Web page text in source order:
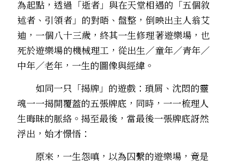
為起點，透過「逝者」與在天堂相遇的「五個敘
述者、引領者」的對晤、盤整，倒映出主人翁艾
迪，一個八十三歲，終其一生修理著遊樂場，也
死於遊樂場的機械理工，從出生／童年／青年／
中年／老年，一生的圖像與經緯。
如同一只「揭牌」的遊戲：瑣屑、沈悶的靈
魂一一揭開覆蓋的五張牌底，同時，一一梳理人
生晦昧的脈絡。揭至最後，當最後一張牌底訝然
浮出，始才憬悟：
原來，一生怨嗔，以為囚繫的遊樂場，竟是